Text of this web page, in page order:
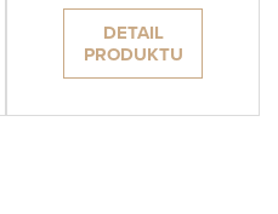
DETAIL
PRODUKTU